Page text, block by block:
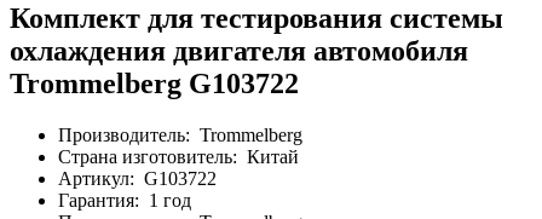
Комплект для тестирования системы
охлаждения двигателя автомобиля
Trommelberg G103722
Производитель: Trommelberg
Страна изготовитель: Китай
Артикул: G103722
Гарантия: 1 год